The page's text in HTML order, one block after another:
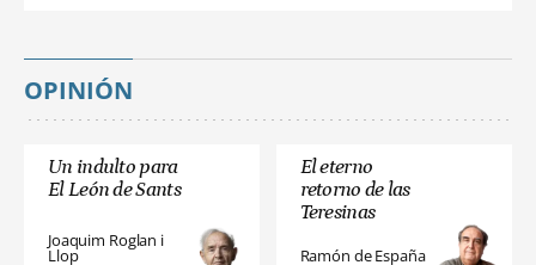
OPINIÓN
Un indulto para
El León de Sants
Joaquim Roglan i
Llop
El eterno
retorno de las
Teresinas
Ramón de España